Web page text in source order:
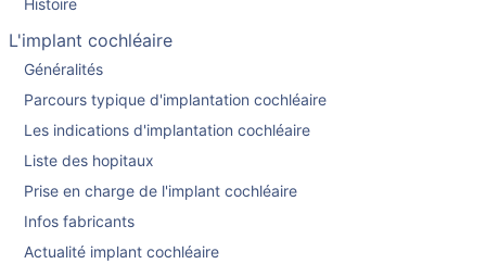
L'implant cochléaire
Généralités
Parcours typique d'implantation cochléaire
Les indications d'implantation cochléaire
Liste des hopitaux
Prise en charge de l'implant cochléaire
Infos fabricants
Actualité implant cochléaire